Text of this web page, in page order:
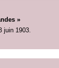
»
juin 1903.